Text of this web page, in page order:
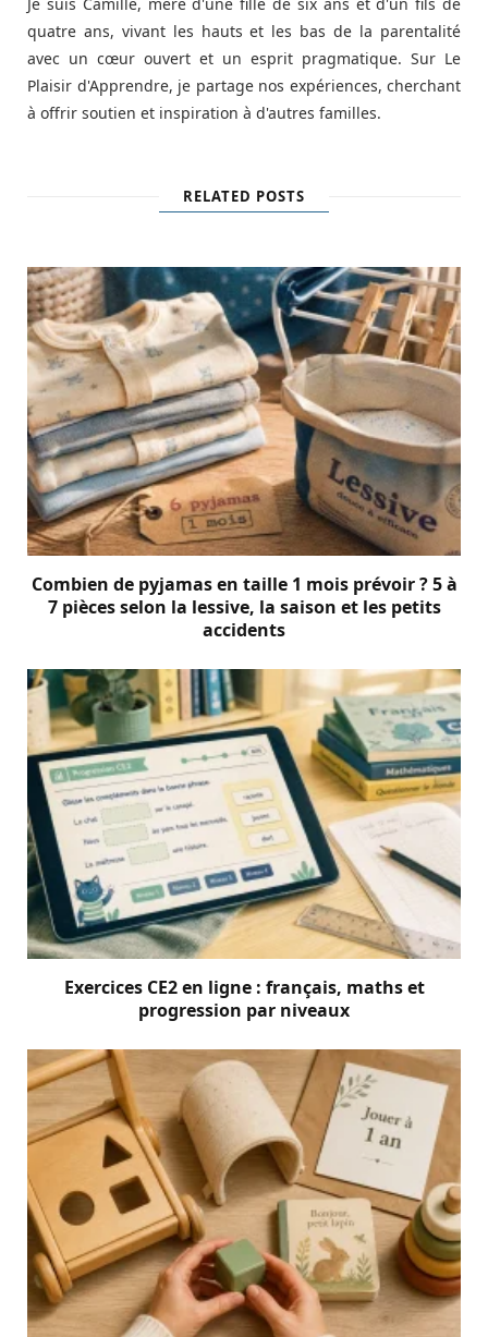
quatre ans, vivant les hauts et les bas de la parentalité
avec un cœur ouvert et un esprit pragmatique. Sur Le
Plaisir d'Apprendre, je partage nos expériences, cherchant
à offrir soutien et inspiration à d'autres familles.
RELATED POSTS
Combien de pyjamas en taille 1 mois prévoir ? 5 à
7 pièces selon la lessive, la saison et les petits
accidents
Exercices CE2 en ligne : français, maths et
progression par niveaux